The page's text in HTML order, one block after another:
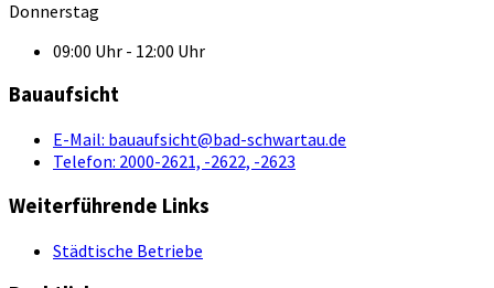
Donnerstag
09:00 Uhr - 12:00 Uhr
Bauaufsicht
E-Mail: bauaufsicht@bad-schwartau.de
Telefon: 2000-2621, -2622, -2623
Weiterführende Links
Städtische Betriebe